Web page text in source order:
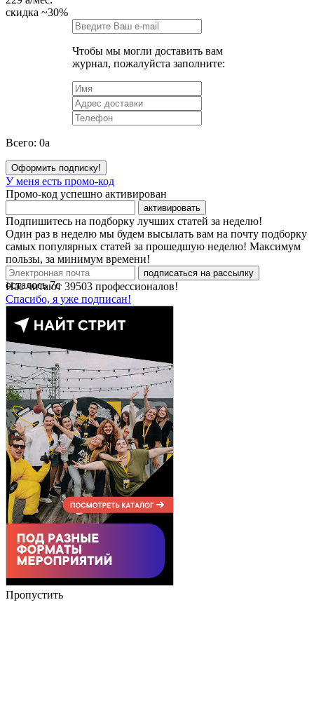
скидка ~30%
Чтобы мы могли доставить вам
журнал, пожалуйста заполните:
Всего: 0a
Оформить подписку!
У меня есть промо-код
Промо-код успешно активирован
активировать
Подпишитесь на подборку лучших статей за неделю!
Один раз в неделю мы будем высылать вам на почту подборку
самых популярных статей за прошедшую неделю! Максимум
пользы, за минимум времени!
подписаться на рассылку
Нас читают 39503 профессионалов!
Спасибо, я уже подписан!
осталось7с
Пропустить